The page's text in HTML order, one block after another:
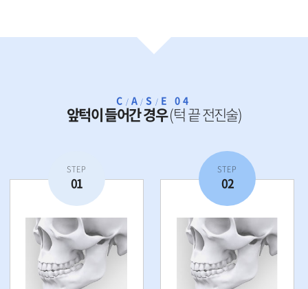
C / A /S / E 04
앞턱이 들어간 경우(턱 끝 전진술)
STEP
01
STEP
02